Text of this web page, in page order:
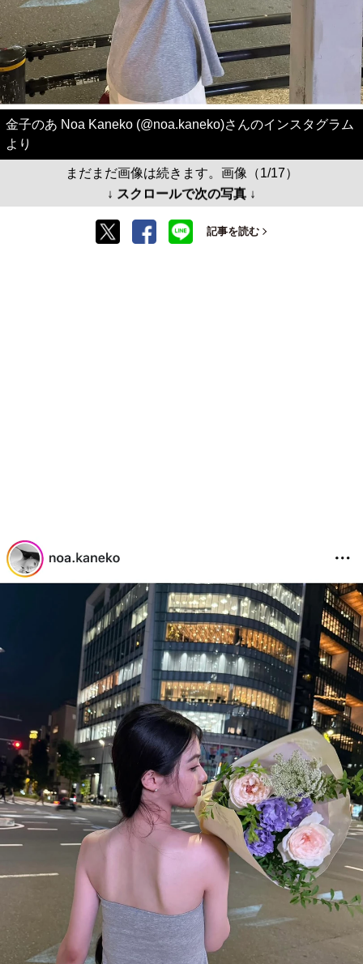
金子のあ Noa Kaneko (@noa.kaneko)さんのインスタグラム
より
まだまだ画像は続きます。画像（1/17）
↓ スクロールで次の写真 ↓
記事を読む